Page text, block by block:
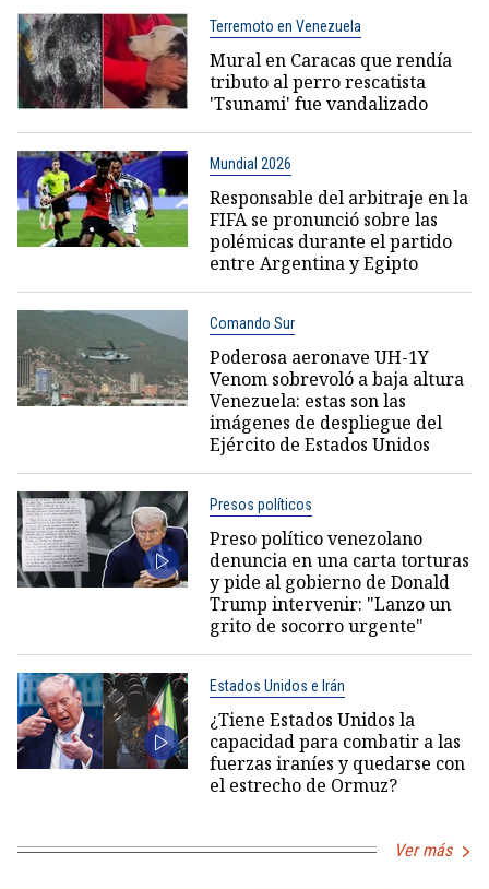
Terremoto en Venezuela
Mural en Caracas que rendía
tributo al perro rescatista
'Tsunami' fue vandalizado
Mundial 2026
Responsable del arbitraje en la
FIFA se pronunció sobre las
polémicas durante el partido
entre Argentina y Egipto
Comando Sur
Poderosa aeronave UH-1Y
Venom sobrevoló a baja altura
Venezuela: estas son las
imágenes de despliegue del
Ejército de Estados Unidos
Presos políticos
Preso político venezolano
denuncia en una carta torturas
y pide al gobierno de Donald
Trump intervenir: "Lanzo un
grito de socorro urgente"
Estados Unidos e Irán
¿Tiene Estados Unidos la
capacidad para combatir a las
fuerzas iraníes y quedarse con
el estrecho de Ormuz?
Ver más